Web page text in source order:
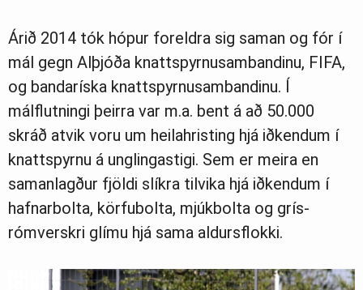
Árið 2014 tók hópur foreldra sig saman og fór í
mál gegn Alþjóða knattspyrnusambandinu, FIFA,
og bandaríska knattspyrnusambandinu. Í
málflutningi þeirra var m.a. bent á að 50.000
skráð atvik voru um heilahristing hjá iðkendum í
knattspyrnu á unglingastigi. Sem er meira en
samanlagður fjöldi slíkra tilvika hjá iðkendum í
hafnarbolta, körfubolta, mjúkbolta og grís-
rómverskri glímu hjá sama aldursflokki.